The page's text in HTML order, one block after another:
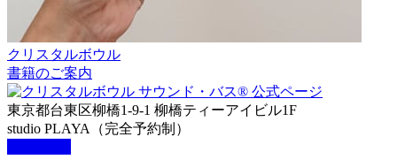
クリスタルボウル
書籍のご案内
東京都台東区柳橋1-9-1 柳橋ティーアイビル1F
studio PLAYA（完全予約制）